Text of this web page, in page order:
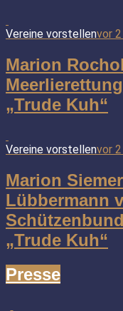
Vereine vorstellenvor
Marion
„Trude Kuh“
Vereine vorstellenvor
Marion
Lübbermann
„Trude Kuh“
Presse